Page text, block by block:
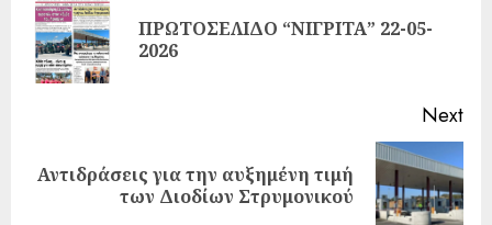
ΠΡΩΤΟΣΕΛΙΔΟ “ΝΙΓΡΙΤΑ” 22-05-
2026
Next
Αντιδράσεις για την αυξημένη τιμή
των Διοδίων Στρυμονικού